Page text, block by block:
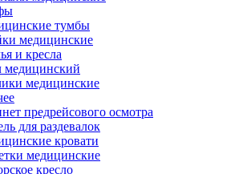
тумбы
медицинские
и кресла
медицинский
медицинские
предрейсового осмотра
для раздевалок
кровати
медицинские
кресло